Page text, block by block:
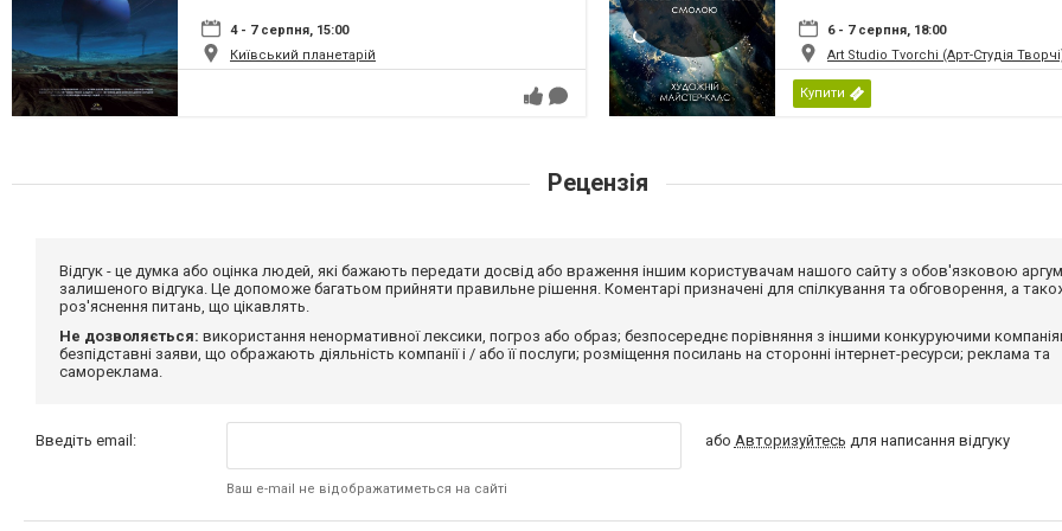
4 - 7 серпня, 15:00
Київський планетарій
6 - 7 серпня, 18:00
Art Studio Tvorchi (Арт-Студія
Купити
Рецензія
Відгук - це думка або оцінка людей, які бажають передати досвід або враження іншим користувачам нашого сайту з обов'язковою
залишеного відгука. Це допоможе багатьом прийняти правильне рішення. Коментарі призначені для спілкування та обговорення, а
роз'яснення питань, що цікавлять.
Не дозволяється: використання ненормативної лексики, погроз або образ; безпосереднє порівняння з іншими конкуруючими
безпідставні заяви, що ображають діяльність компанії і / або її послуги; розміщення посилань на сторонні інтернет-ресурси; реклама та
самореклама.
Введіть email:
Ваш e-mail не відображатиметься на сайті
або Авторизуйтесь для написання відгуку